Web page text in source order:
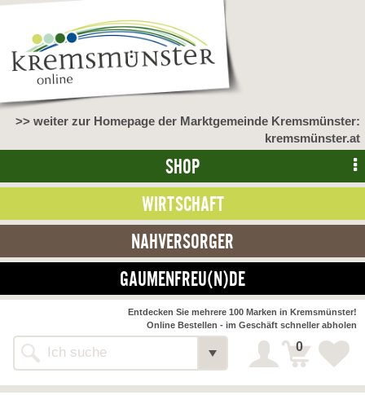
>> weiter zur Homepage der Marktgemeinde Kremsmünster:
kremsmünster.at
SHOP
WIRTSCHAFT
NAHVERSORGER
GAUMENFREU(N)DE
Alle Webseiten
Entdecken Sie mehrere 100 Marken in Kremsmünster!
Online Bestellen - im Geschäft schneller abholen
0